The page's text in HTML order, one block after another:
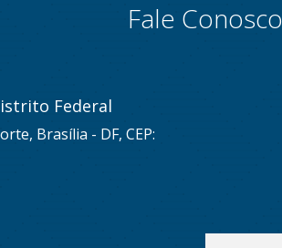
Fale Conosco
Federal
Brasília - DF, CEP: